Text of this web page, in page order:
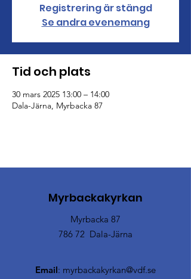
Registrering är stängd
Se andra evenemang
Tid och plats
30 mars 2025 13:00 – 14:00
Dala-Järna, Myrbacka 87
Myrbackakyrkan
Myrbacka 87
786 72 Dala-Järna
Email: myrbackakyrkan@vdf.se